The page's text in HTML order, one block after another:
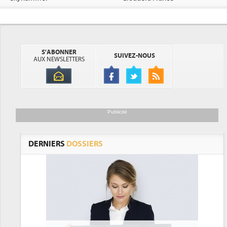
S'ABONNER
AUX NEWSLETTERS
SUIVEZ-NOUS
Publicité
DERNIERS DOSSIERS